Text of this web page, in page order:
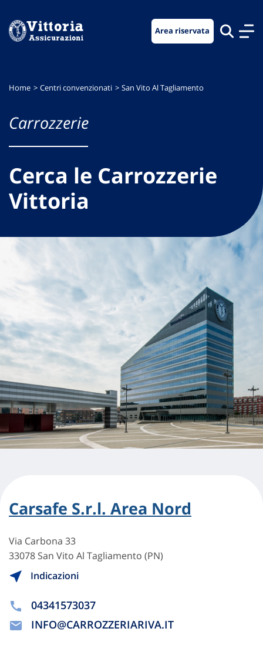
menu
contenuto
footer
Area riservata
Home Centri convenzionati San Vito Al Tagliamento
Carrozzerie
Cerca le Carrozzerie
Vittoria
Carsafe S.r.l. Area Nord
Via Carbona 33
33078 San Vito Al Tagliamento (PN)
Indicazioni
04341573037
INFO@CARROZZERIARIVA.IT